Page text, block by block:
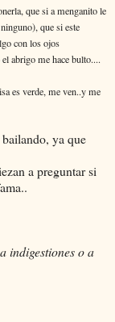
que si a menganito le
que si este
con los ojos
el abrigo me hace bulto....
es verde, me ven..y me
ya que
a preguntar si
indigestiones o a